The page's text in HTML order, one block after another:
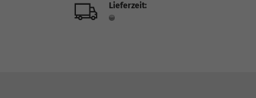
Lieferzeit: